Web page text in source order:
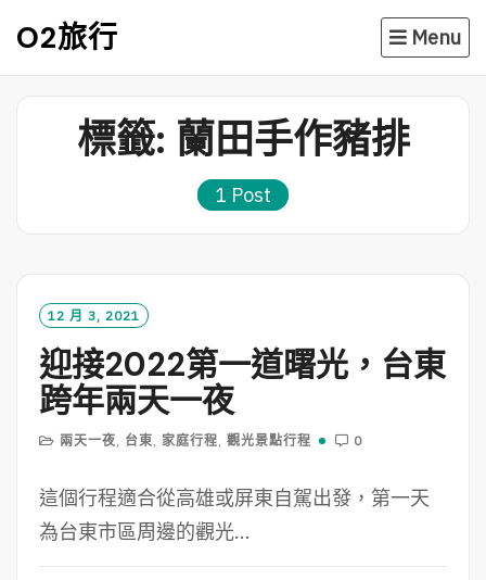
O2旅行 Menu
標籤: 蘭田手作豬排
1 Post
12 月 3, 2021
迎接2022第一道曙光，台東
跨年兩天一夜
兩天一夜, 台東, 家庭行程, 觀光景點行程 0
這個行程適合從高雄或屏東自駕出發，第一天
為台東市區周邊的觀光...